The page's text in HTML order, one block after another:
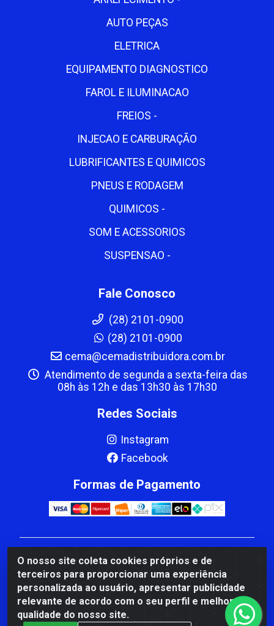
O nosso site coleta cookies próprios e de
terceiros para proporcionar uma experiência
personalizada ao usuário, apresentar publicidade
relevante de acordo com o seu perfil e melhorar a
qualidade do nosso site.
AUTO PEÇAS
ELETRICA
EQUIPAMENTO DIAGNOSTICO
FAROL E ILUMINACAO
FREIOS -
INJECAO E CARBURAÇÃO
LUBRIFICANTES E QUIMICOS
PNEUS E RODAGEM
QUIMICOS -
SOM E ACESSORIOS
SUSPENSAO -
Fale Conosco
(28) 2101-0900
(28) 2101-0900
cema@cemadistribuidora.com.br
Atendimento de segunda a sexta-feira das
08h às 12h e das 13h30 às 17h30
Redes Sociais
Instagram
Facebook
Formas de Pagamento
CBP MACEDO COMERCIO PEÇAS LTDA Matriz - av
Mauro Miranda Madureira, 1249 - Coramara , Cachoeiro
de Itapemirim/ES - CEP 29.311-310 - CNPJ
00.502.680/0001-41